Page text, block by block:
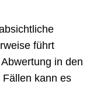
führt
in den
kann es